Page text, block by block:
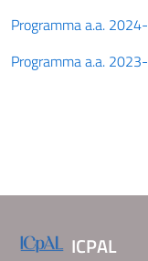
Programma a.a.
Programma a.a.
ICPAL